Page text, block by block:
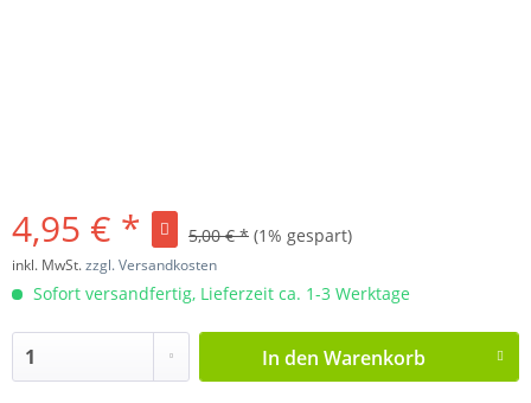
4,95 € * 5,00 € * (1% gespart)
inkl. MwSt.zzgl. Versandkosten
Sofort versandfertig, Lieferzeit ca. 1-3 Werktage
In den Warenkorb